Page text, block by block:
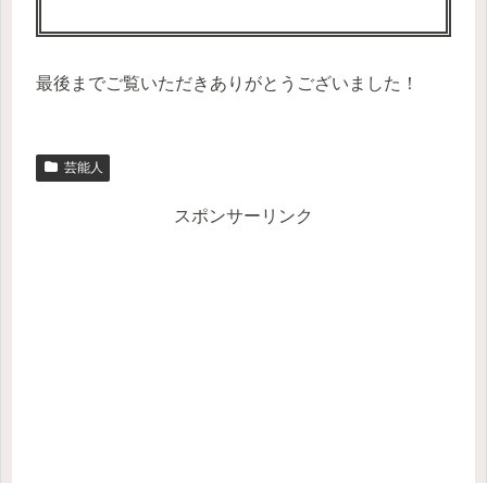
最後までご覧いただきありがとうございました！
芸能人
スポンサーリンク